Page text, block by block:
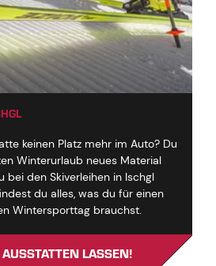
keinen Platz mehr im Auto? Du
Winterurlaub neues Material
bei den Skiverleihen in Ischgl
du alles, was du für einen
Wintersporttag brauchst.
AUSSTATTEN LASSEN!